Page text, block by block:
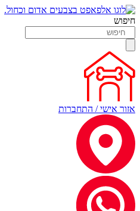
חיפוש
אזור אישי / התחברות